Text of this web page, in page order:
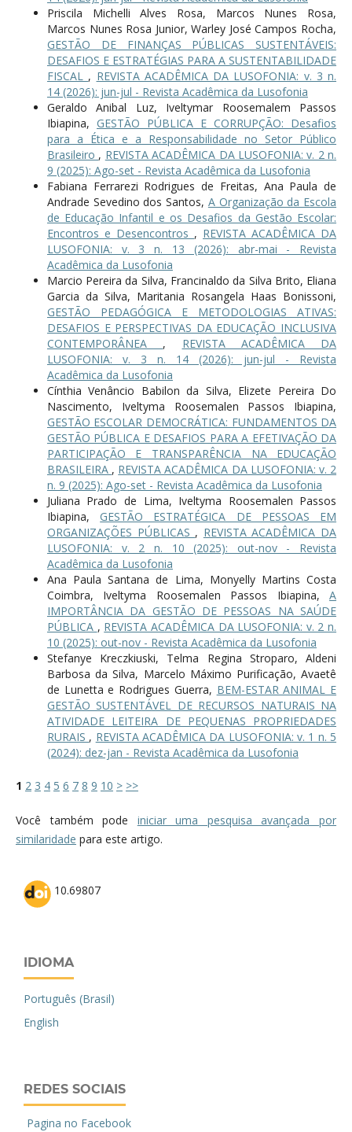
Priscila Michelli Alves Rosa, Marcos Nunes Rosa,
Marcos Nunes Rosa Junior, Warley José Campos Rocha,
GESTÃO DE FINANÇAS PÚBLICAS SUSTENTÁVEIS:
DESAFIOS E ESTRATÉGIAS PARA A SUSTENTABILIDADE
FISCAL , REVISTA ACADÊMICA DA LUSOFONIA: v. 3 n.
14 (2026): jun-jul - Revista Acadêmica da Lusofonia
Geraldo Anibal Luz, Iveltymar Roosemalem Passos
Ibiapina, GESTÃO PÚBLICA E CORRUPÇÃO: Desafios
para a Ética e a Responsabilidade no Setor Público
Brasileiro , REVISTA ACADÊMICA DA LUSOFONIA: v. 2 n.
9 (2025): Ago-set - Revista Acadêmica da Lusofonia
Fabiana Ferrarezi Rodrigues de Freitas, Ana Paula de
Andrade Sevedino dos Santos, A Organização da Escola
de Educação Infantil e os Desafios da Gestão Escolar:
Encontros e Desencontros , REVISTA ACADÊMICA DA
LUSOFONIA: v. 3 n. 13 (2026): abr-mai - Revista
Acadêmica da Lusofonia
Marcio Pereira da Silva, Francinaldo da Silva Brito, Eliana
Garcia da Silva, Maritania Rosangela Haas Bonissoni,
GESTÃO PEDAGÓGICA E METODOLOGIAS ATIVAS:
DESAFIOS E PERSPECTIVAS DA EDUCAÇÃO INCLUSIVA
CONTEMPORÂNEA , REVISTA ACADÊMICA DA
LUSOFONIA: v. 3 n. 14 (2026): jun-jul - Revista
Acadêmica da Lusofonia
Cínthia Venâncio Babilon da Silva, Elizete Pereira Do
Nascimento, Iveltyma Roosemalen Passos Ibiapina,
GESTÃO ESCOLAR DEMOCRÁTICA: FUNDAMENTOS DA
GESTÃO PÚBLICA E DESAFIOS PARA A EFETIVAÇÃO DA
PARTICIPAÇÃO E TRANSPARÊNCIA NA EDUCAÇÃO
BRASILEIRA , REVISTA ACADÊMICA DA LUSOFONIA: v. 2
n. 9 (2025): Ago-set - Revista Acadêmica da Lusofonia
Juliana Prado de Lima, Iveltyma Roosemalen Passos
Ibiapina, GESTÃO ESTRATÉGICA DE PESSOAS EM
ORGANIZAÇÕES PÚBLICAS , REVISTA ACADÊMICA DA
LUSOFONIA: v. 2 n. 10 (2025): out-nov - Revista
Acadêmica da Lusofonia
Ana Paula Santana de Lima, Monyelly Martins Costa
Coimbra, Iveltyma Roosemalen Passos Ibiapina,A
IMPORTÂNCIA DA GESTÃO DE PESSOAS NA SAÚDE
PÚBLICA , REVISTA ACADÊMICA DA LUSOFONIA: v. 2 n.
10 (2025): out-nov - Revista Acadêmica da Lusofonia
Stefanye Kreczkiuski, Telma Regina Stroparo, Aldeni
Barbosa da Silva, Marcelo Máximo Purificação, Avaetê
de Lunetta e Rodrigues Guerra, BEM-ESTAR ANIMAL E
GESTÃO SUSTENTÁVEL DE RECURSOS NATURAIS NA
ATIVIDADE LEITEIRA DE PEQUENAS PROPRIEDADES
RURAIS , REVISTA ACADÊMICA DA LUSOFONIA: v. 1 n. 5
(2024): dez-jan - Revista Acadêmica da Lusofonia
1 2 3 4 5 6 7 8 9 10 > >>
Você também pode iniciar uma pesquisa avançada por
similaridade para este artigo.
10.69807
IDIOMA
Português (Brasil)
English
REDES SOCIAIS
Pagina no Facebook